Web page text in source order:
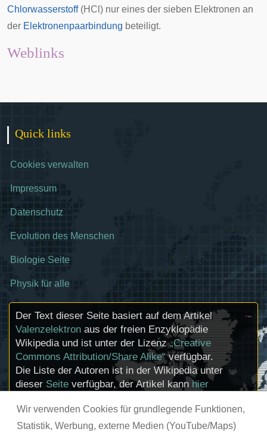
Wir verwenden Cookies für grundlegende Funktionen,
Statistik, Werbung, externe Medien (YouTube/Maps)
Chlorwasserstoff(HCl) nur eines der sieben Elektronen an
der Elektronenpaarbindung beteiligt.
Weblinks
Quick links
Cookies verwalten
Impressum
Datenschutz
Evolution des Menschen
Biologie Seite
Physik für alle
Der Text dieser Seite basiert auf dem Artikel
Valenzelektron aus der freien Enzyklopädie
Wikipedia und ist unter der Lizenz„Creative
Commons Attribution/Share Alike“verfügbar.
Die Liste der Autoren ist in der Wikipedia unter
dieser Seite verfügbar, der Artikel kannhier
Urhebern und zum Lizenzstatus eingebundener
Mediendateien (etwa Bilder oder Videos) können